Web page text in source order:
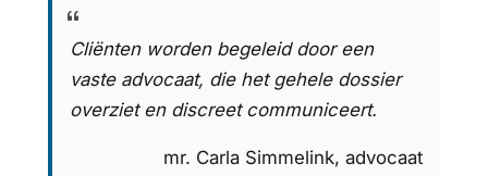
Cliënten worden begeleid door een
vaste advocaat, die het gehele dossier
overziet en discreet communiceert.
mr. Carla Simmelink, advocaat